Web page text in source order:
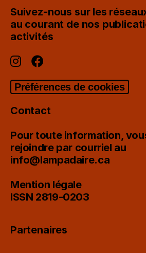
Suivez-nous sur les
au courant de nos
activités
Préférences de cookies
Contact
Pour toute information,
rejoindre par courriel au
info@lampadaire.ca
Mention légale
ISSN 2819-0203
Partenaires